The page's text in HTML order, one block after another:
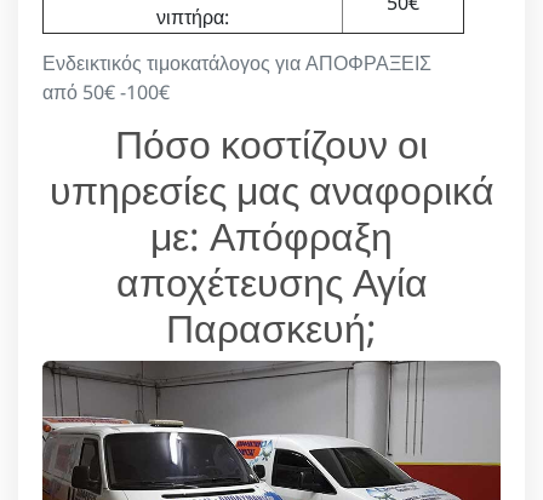
Ενδεικτικός τιμοκατάλογος για ΑΠΟΦΡΑΞΕΙΣ
από 50€ -100€
νιπτήρα:
Πόσο κοστίζουν οι
υπηρεσίες μας αναφορικά
με: Απόφραξη
αποχέτευσης Αγία
Παρασκευή;